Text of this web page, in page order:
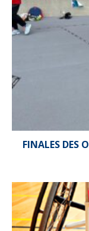
FINALES DES